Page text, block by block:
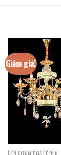
Giảm giá!
ĐÈN CHÙM PHA LÊ NẾN